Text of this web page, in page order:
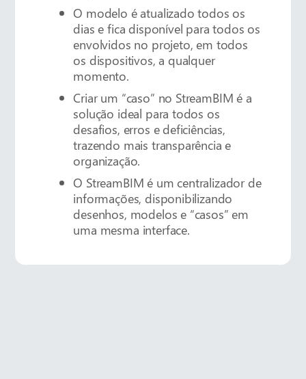
O modelo é atualizado todos os
dias e fica disponível para todos os
envolvidos no projeto, em todos
os dispositivos, a qualquer
momento.
Criar um “caso” no StreamBIM é a
solução ideal para todos os
desafios, erros e deficiências,
trazendo mais transparência e
organização.
O StreamBIM é um centralizador de
informações, disponibilizando
desenhos, modelos e “casos” em
uma mesma interface.